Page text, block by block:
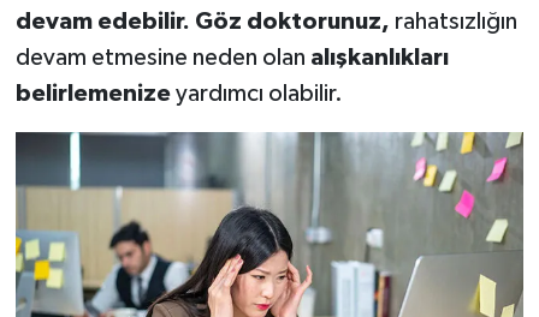
devam edebilir. Göz doktorunuz, rahatsızlığın
devam etmesine neden olan alışkanlıkları
belirlemenizeyardımcı olabilir.